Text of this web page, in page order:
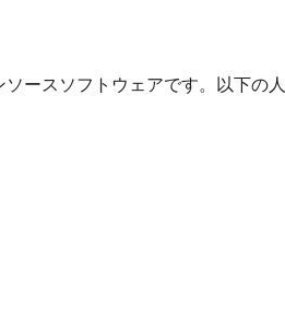
ースソフトウェアです。以下の